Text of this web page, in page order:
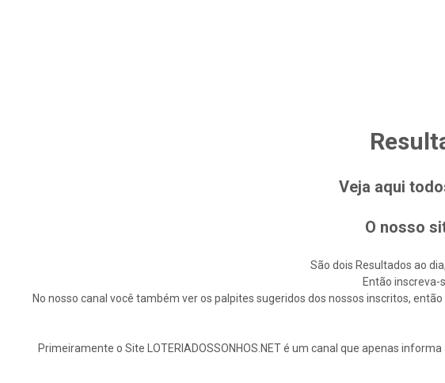
Veja aqui
O nosso
São dois Resultados ao
Então inscreva-
No nosso canal você também ver os palpites sugeridos dos nossos inscritos,
Primeiramente o Site LOTERIADOSSONHOS.NET é um canal que apenas